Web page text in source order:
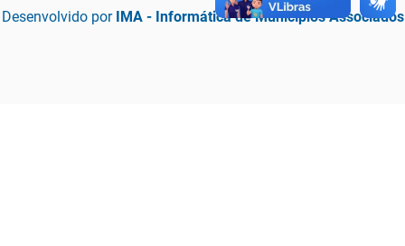
Desenvolvido por IMA - Informática de Municípios Associados